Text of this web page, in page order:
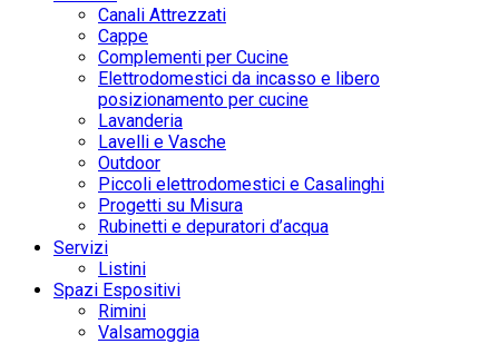
Canali Attrezzati
Cappe
Complementi per Cucine
Elettrodomestici da incasso e libero
posizionamento per cucine
Lavanderia
Lavelli e Vasche
Outdoor
Piccoli elettrodomestici e Casalinghi
Progetti su Misura
Rubinetti e depuratori d’acqua
Servizi
Listini
Spazi Espositivi
Rimini
Valsamoggia